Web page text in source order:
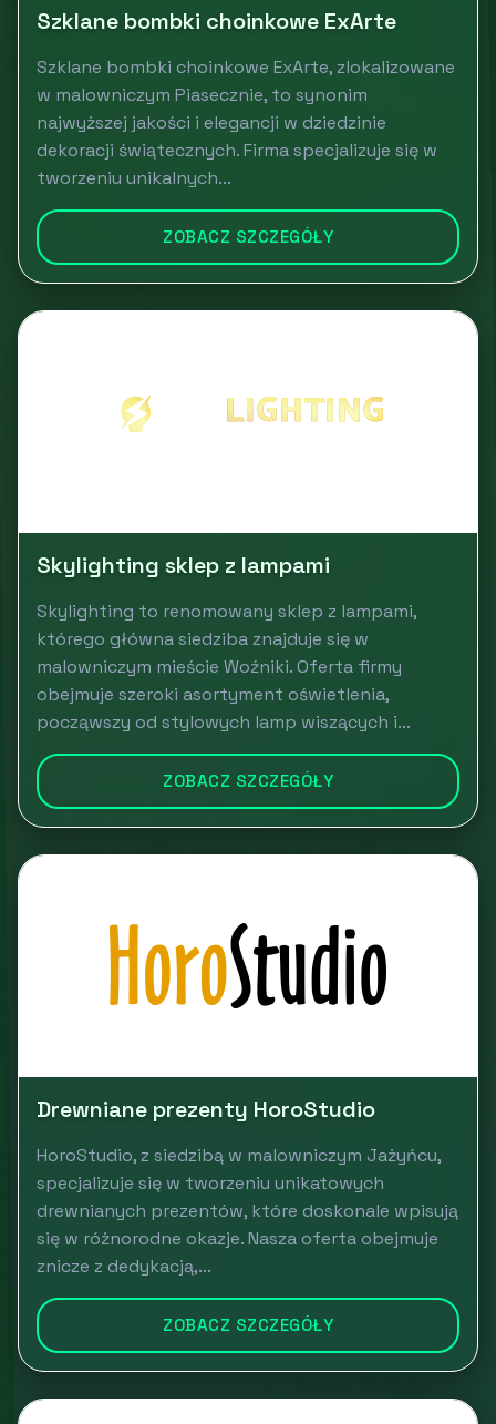
Szklane bombki choinkowe ExArte
Szklane bombki choinkowe ExArte, zlokalizowane
w malowniczym Piasecznie, to synonim
najwyższej jakości i elegancji w dziedzinie
dekoracji świątecznych. Firma specjalizuje się w
tworzeniu unikalnych...
ZOBACZ SZCZEGÓŁY
Skylighting sklep z lampami
Skylighting to renomowany sklep z lampami,
którego główna siedziba znajduje się w
malowniczym mieście Woźniki. Oferta firmy
obejmuje szeroki asortyment oświetlenia,
począwszy od stylowych lamp wiszących i...
ZOBACZ SZCZEGÓŁY
Drewniane prezenty HoroStudio
HoroStudio, z siedzibą w malowniczym Jażyńcu,
specjalizuje się w tworzeniu unikatowych
drewnianych prezentów, które doskonale wpisują
się w różnorodne okazje. Nasza oferta obejmuje
znicze z dedykacją,...
ZOBACZ SZCZEGÓŁY